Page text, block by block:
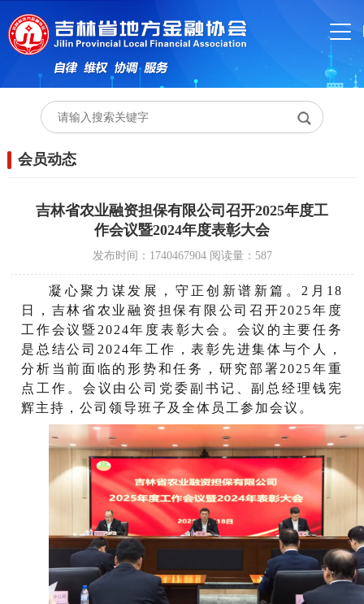
会员动态
吉林省农业融资担保有限公司召开2025年度工
作会议暨2024年度表彰大会
发布时间：1740467904 阅读量：587
凝心聚力谋发展，守正创新谱新篇。2月18
日，吉林省农业融资担保有限公司召开2025年度
工作会议暨2024年度表彰大会。会议的主要任务
是总结公司2024年工作，表彰先进集体与个人，
分析当前面临的形势和任务，研究部署2025年重
点工作。会议由公司党委副书记、副总经理钱宪
辉主持，公司领导班子及全体员工参加会议。